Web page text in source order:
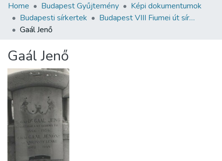
Communities & Collections
All of DSpace
About us
Home Budapest Gyűjtemény
Képi dokumentumok
Budapesti sírkertek
Budapest VIII Fiumei út sírkert 3. rész
Gaál Jenő
Gaál Jenő